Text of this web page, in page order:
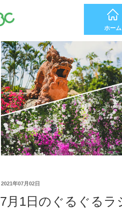
ホーム
2021年07月02日
7月1日のぐるぐるラ